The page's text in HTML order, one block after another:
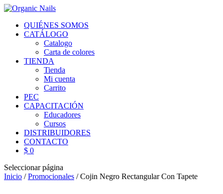
QUIÉNES SOMOS
CATÁLOGO
Catalogo
Carta de colores
TIENDA
Tienda
Mi cuenta
Carrito
PEC
CAPACITACIÓN
Educadores
Cursos
DISTRIBUIDORES
CONTACTO
$ 0
Seleccionar página
Inicio /Promocionales / Cojin Negro Rectangular Con Tapete